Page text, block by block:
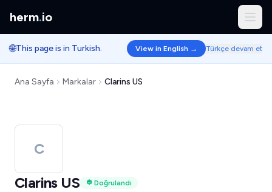
herm.io
🌐This page is in Turkish. View in English → Türkçe devam et
Ana Sayfa Markalar Clarins US
C
Clarins US
Doğrulandı